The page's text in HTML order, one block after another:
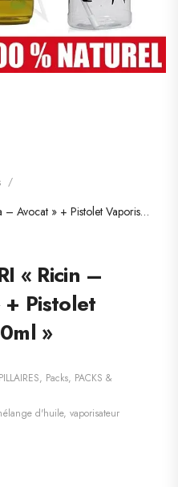
/
PACK 3 Huiles YARI « Ricin – Jojoba – Avocat » + Pistolet Vaporisateur « 500ml »
« Ricin –
Pistolet
»
, Packs, PACKS &
d'huile, vaporisateur